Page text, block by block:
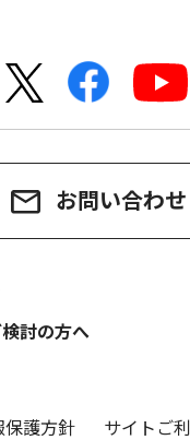
お問い合わせ
討の方へ
保護方針
サイトご